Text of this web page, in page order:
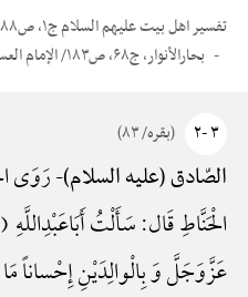
تفسیر اهل بیت علیهم السلام ج۱، ص۴۸۸
بحارالأنوار، ج۶۸، ص۱۸۳/ الإمام العسکری، ص۳۲۶/ البرهان
۳ -۲ (بقره/ ۸۳)
الصّادق (علیه السلام)-رَوَی
الْحَنَّاطِ قَال: سَأَلْتُ
عَزَّوَجَلَّ وَ بِالْوالِدَیْنِ إِحْساناً